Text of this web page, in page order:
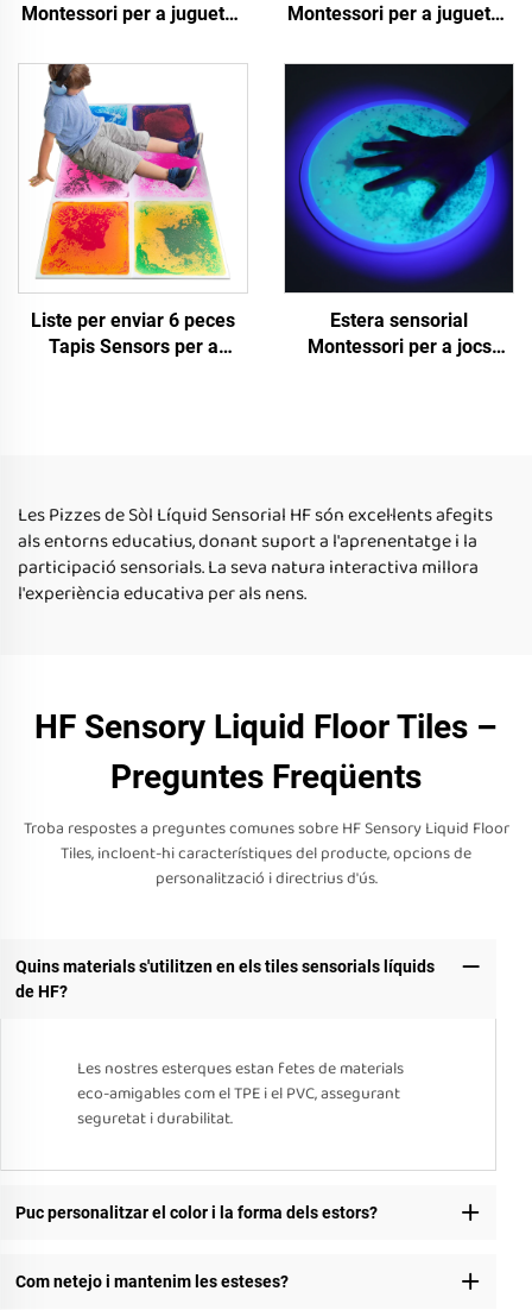
Montessori per a juguetes
reflecs UV i tiles líquides
sensorials per a juguetes
per a inquiets
Montessori per a juguetes
reflecs UV i tiles líquides
sensorials per a juguetes
per a inquiets
Liste per enviar 6 peces
Tapis Sensors per a
Estera sensorial
Montessori per a jocs
Les Pizzes de Sòl Líquid Sensorial HF són excel·lents afegits
als entorns educatius, donant suport a l'aprenentatge i la
participació sensorials. La seva natura interactiva millora
l'experiència educativa per als nens.
HF Sensory Liquid Floor Tiles –
Preguntes Freqüents
Troba respostes a preguntes comunes sobre HF Sensory Liquid Floor
Tiles, incloent-hi característiques del producte, opcions de
personalització i directrius d'ús.
Quins materials s'utilitzen en els tiles sensorials líquids
de HF?
Les nostres esterques estan fetes de materials
eco-amigables com el TPE i el PVC, assegurant
seguretat i durabilitat.
Puc personalitzar el color i la forma dels estors?
Com netejo i mantenim les esteses?